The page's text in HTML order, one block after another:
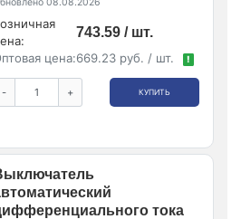
08.08.2026
743.59 / шт.
цена:669.23 руб. / шт. !
- + КУПИТЬ
тока